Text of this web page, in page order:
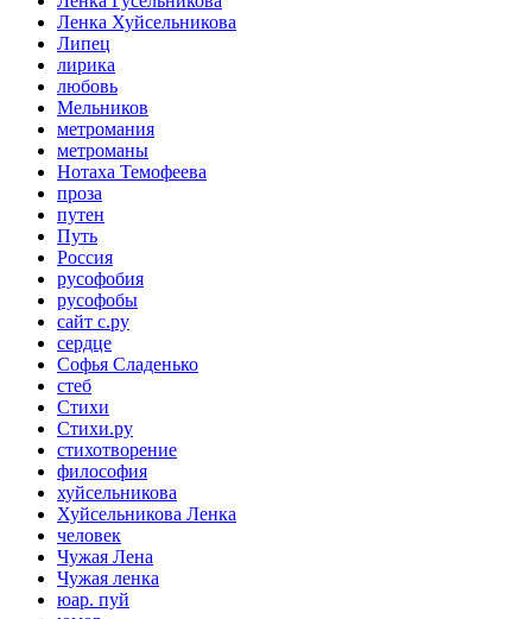
Ленка Хуйсельникова
Липец
лирика
любовь
Мельников
метромания
метроманы
Нотаха Темофеева
проза
путен
Путь
Россия
русофобия
русофобы
сайт с.ру
сердце
Софья Сладенько
стеб
Стихи
Стихи.ру
стихотворение
философия
хуйсельникова
Хуйсельникова Ленка
человек
Чужая Лена
Чужая ленка
юар. пуй